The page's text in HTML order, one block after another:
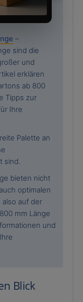
–
sind die
und
erklären
ab 800
Tipps zur
Ihre
Palette an
sind.
bieten nicht
optimalen
also auf der
mm Länge
und
Blick